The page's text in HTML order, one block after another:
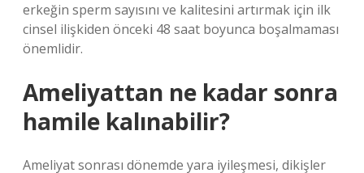
erkeğin sperm sayısını ve kalitesini artırmak için ilk
cinsel ilişkiden önceki 48 saat boyunca boşalmaması
önemlidir.
Ameliyattan ne kadar sonra
hamile kalınabilir?
Ameliyat sonrası dönemde yara iyileşmesi, dikişler